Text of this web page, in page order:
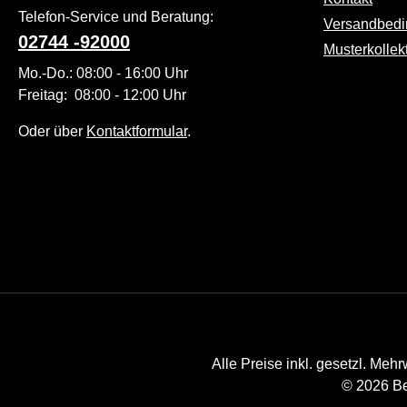
Die verwendete
atmungsaktiv,
temperaturreguli
erend und
komfortablen
Telefon-Service und Beratung:
02744 -92000
Mo.-Do.: 08:00 - 16:00 Uhr
Freitag: 08:00 - 12:00 Uhr
Oder über Kontaktformular.
Alle Preise inkl. gesetzl.
© 2026